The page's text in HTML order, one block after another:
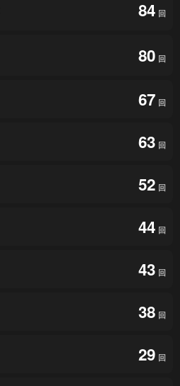
84 回
80 回
67 回
63 回
52 回
44 回
43 回
38 回
29 回